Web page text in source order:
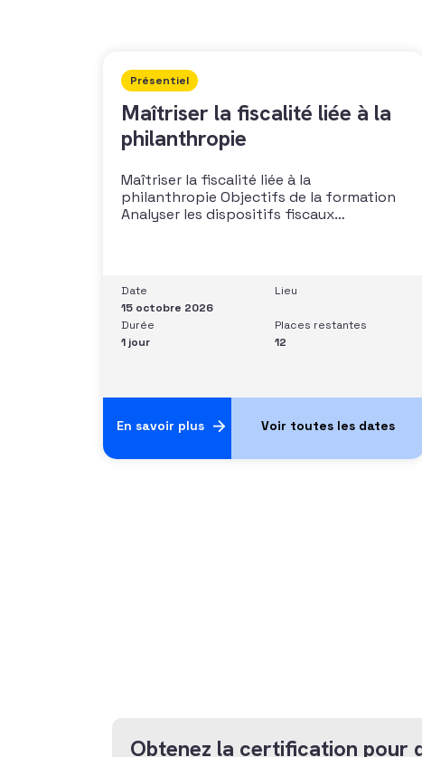
Présentiel
Maîtriser la fiscalité liée à la
philanthropie
Maîtriser la fiscalité liée à la
philanthropie Objectifs de la formation
Analyser les dispositifs fiscaux
et les discours auprès des donateurs
Identifier les situations nécessitant un
arbitrage juridique Compétences et
aptitudes Comprendre les régimes
Date
15 octobre 2026
Lieu
Durée
1 jour
Places restantes
12
En savoir plus
Obtenez la certification pour